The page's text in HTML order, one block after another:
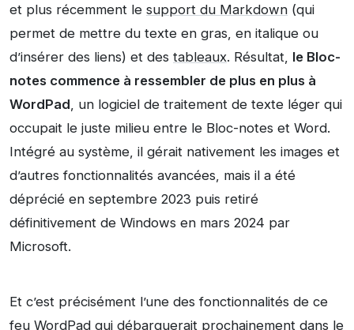
et plus récemment le support du Markdown (qui
permet de mettre du texte en gras, en italique ou
d’insérer des liens) et des tableaux. Résultat, le Bloc-
notes commence à ressembler de plus en plus à
WordPad, un logiciel de traitement de texte léger qui
occupait le juste milieu entre le Bloc-notes et Word.
Intégré au système, il gérait nativement les images et
d’autres fonctionnalités avancées, mais il a été
déprécié en septembre 2023 puis retiré
définitivement de Windows en mars 2024 par
Microsoft.
Et c’est précisément l’une des fonctionnalités de ce
feu WordPad qui débarquerait prochainement dans le